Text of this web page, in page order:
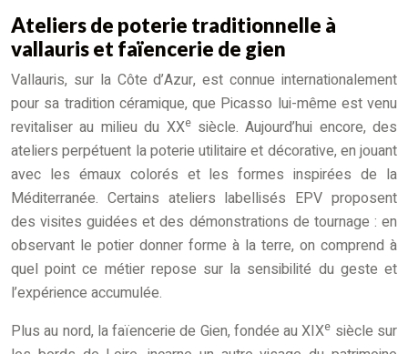
Ateliers de poterie traditionnelle à
vallauris et faïencerie de gien
Vallauris, sur la Côte d’Azur, est connue internationalement
pour sa tradition céramique, que Picasso lui-même est venu
revitaliser au milieu du XXesiècle. Aujourd’hui encore, des
ateliers perpétuent la poterie utilitaire et décorative, en jouant
avec les émaux colorés et les formes inspirées de la
Méditerranée. Certains ateliers labellisés EPV proposent
des visites guidées et des démonstrations de tournage : en
observant le potier donner forme à la terre, on comprend à
quel point ce métier repose sur la sensibilité du geste et
l’expérience accumulée.
Plus au nord, la faïencerie de Gien, fondée au XIXe siècle sur